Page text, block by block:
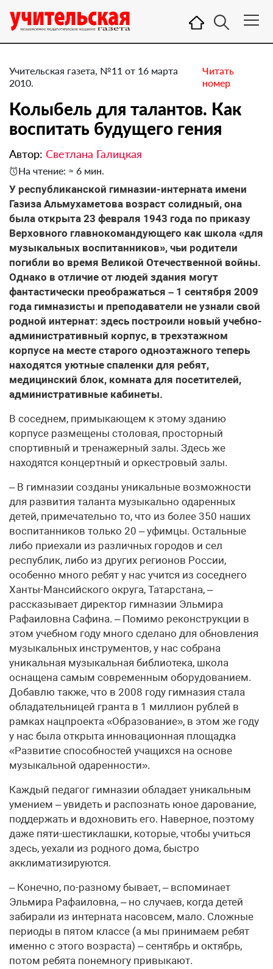
Учительская газета, №11 от 16 марта
2010.
Читать
номер
Колыбель для талантов. Как
воспитать будущего гения
Автор: Светлана Галицкая
На чтение: ≈ 6 мин.
У республиканской гимназии-интерната имени
Газиза Альмухаметова возраст солидный, она
была открыта 23 февраля 1943 года по приказу
Верховного главнокомандующего как школа «для
музыкальных воспитанников», чьи родители
погибли во время Великой Отечественной войны.
Однако в отличие от людей здания могут
фантастически преображаться – 1 сентября 2009
года гимназисты и преподаватели не узнали свой
родной интернат: здесь построили новый учебно-
административный корпус, в трехэтажном
корпусе на месте старого одноэтажного теперь
находятся уютные спаленки для ребят,
медицинский блок, комната для посетителей,
административные кабинеты.
В соседнем, примыкающем к этому зданию
корпусе размещены столовая, просторный
спортивный и тренажерный залы. Здесь же
находятся концертный и оркестровый залы.
– В гимназии созданы уникальные возможности
для развития таланта музыкально одаренных
детей, примечательно то, что из более 350 наших
воспитанников только 20 – уфимцы. Остальные
либо приехали из различных городов и сел
республик, либо из других регионов России,
особенно много ребят у нас учится из соседнего
Ханты-Мансийского округа, Татарстана, –
рассказывает директор гимназии Эльмира
Рафаиловна Сафина. – Помимо реконструкции в
этом учебном году много сделано для обновления
музыкальных инструментов, у нас собрана
уникальная музыкальная библиотека, школа
оснащена самым современным оборудованием.
Добавлю также, что в 2008 году гимназия стала
обладательницей гранта в 1 миллион рублей в
рамках нацпроекта «Образование», в этом же году
у нас была открыта инновационная площадка
«Развитие способностей учащихся на основе
музыкальной одаренности».
Каждый педагог гимназии обладает уникальным
умением – увидеть и распознать юное дарование,
поддержать и вдохновить его. Наверное, поэтому
даже пяти-шестиклашки, которые, чтобы учиться
здесь, уехали из родного дома, быстро
акклиматизируются.
– Конечно, по-разному бывает, – вспоминает
Эльмира Рафаиловна, – но случаев, когда детей
забирали из интерната насовсем, мало. Сложные
периоды в пятом классе (а мы принимаем ребят
именно с этого возраста) – сентябрь и октябрь,
потом ребята понемногу привыкают.